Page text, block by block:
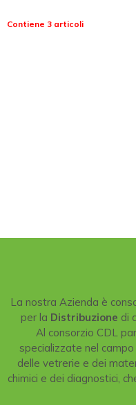
Contiene 3 articoli
La nostra Azienda è
per la Distribuzione di
Al consorzio CDL
specializzate nel
delle vetrerie e dei
chimici e dei diagnostici,